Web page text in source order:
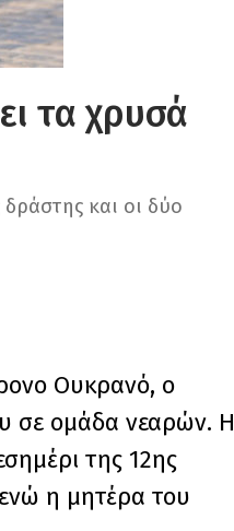
τα χρυσά
και οι δύο
Ουκρανό, ο
σε ομάδα νεαρών. Η
της 12ης
η μητέρα του